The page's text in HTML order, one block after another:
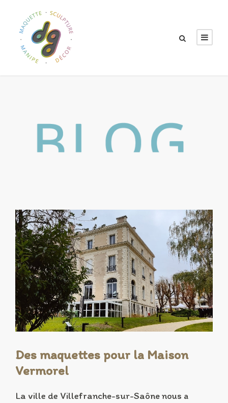
Des maquettes pour la Maison
Vermorel
La ville de Villefranche-sur-Saône nous a